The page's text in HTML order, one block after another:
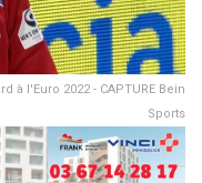
à l'Euro 2022 - CAPTURE Bein
Sports